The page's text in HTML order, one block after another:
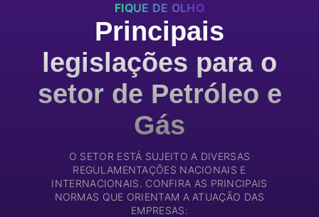
FIQUE DE OLHO
Principais
legislações para o
setor de Petróleo e
Gás
O SETOR ESTÁ SUJEITO A DIVERSAS
REGULAMENTAÇÕES NACIONAIS E
INTERNACIONAIS. CONFIRA AS PRINCIPAIS
NORMAS QUE ORIENTAM A ATUAÇÃO DAS
EMPRESAS: